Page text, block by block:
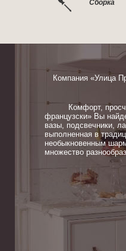
Сборка
Компания «Улица
Комфорт,
французски» Вы
вазы, подсвечники,
выполненная в
необыкновенным
множество